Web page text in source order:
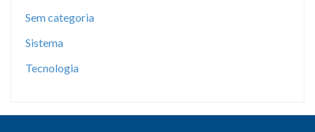
Sem categoria
Sistema
Tecnologia